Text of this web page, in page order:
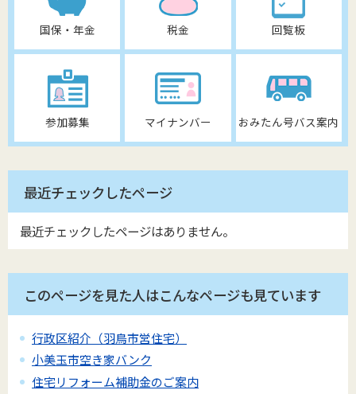
国保・年金 税金 回覧板
参加募集 マイナンバー おみたん号バス案内
最近チェックしたページ
最近チェックしたページはありません。
このページを見た人はこんなページも見ています
行政区紹介（羽鳥市営住宅）
小美玉市空き家バンク
住宅リフォーム補助金のご案内